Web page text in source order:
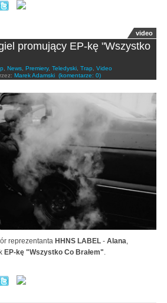
video
promujący EP-kę "Wszystko
News Premiery, Teledyski Trap
Video
Marek Adamski (komentarze: 0)
reprezentanta HHNS LABEL - Alana,
EP-kę "Wszystko Co Brałem".